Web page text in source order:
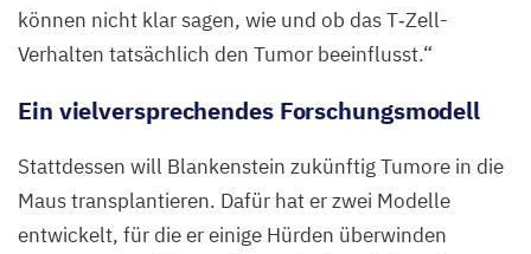
Blankenstein
können nicht klar sagen, wie und ob das T‑Zell-
Verhalten tatsächlich den Tumor beeinflusst.“
Ein vielversprechendes Forschungsmodell
Stattdessen will Blankenstein zukünftig Tumore in die
Maus transplantieren. Dafür hat er zwei Modelle
entwickelt, für die er einige Hürden überwinden